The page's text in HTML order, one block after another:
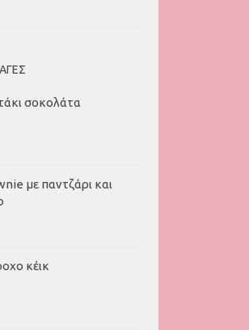
σοκολάτα
με παντζάρι και
κέικ